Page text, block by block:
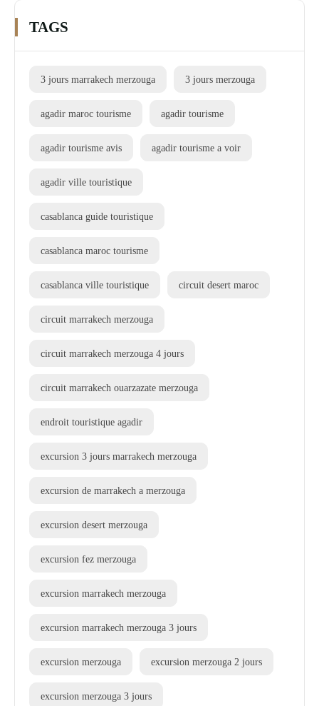
TAGS
3 jours marrakech merzouga 3 jours merzouga
agadir maroc tourisme agadir tourisme
agadir tourisme avis agadir tourisme a voir
agadir ville touristique
casablanca guide touristique
casablanca maroc tourisme
casablanca ville touristique circuit desert maroc
circuit marrakech merzouga
circuit marrakech merzouga 4 jours
circuit marrakech ouarzazate merzouga
endroit touristique agadir
excursion 3 jours marrakech merzouga
excursion de marrakech a merzouga
excursion desert merzouga
excursion fez merzouga
excursion marrakech merzouga
excursion marrakech merzouga 3 jours
excursion merzouga excursion merzouga 2 jours
excursion merzouga 3 jours